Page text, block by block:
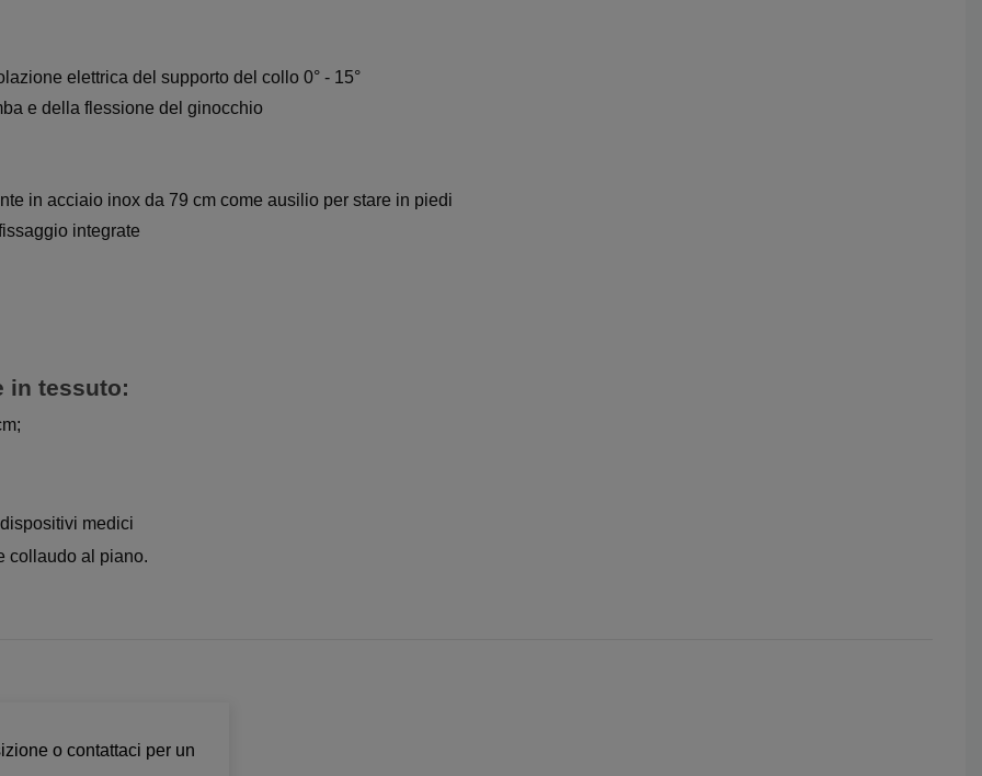
elettrica del supporto del collo 0° - 15°
e della flessione del ginocchio
in acciaio inox da 79 cm come ausilio per stare in piedi
integrate
in tessuto:
medici
collaudo al piano.
o contattaci per un